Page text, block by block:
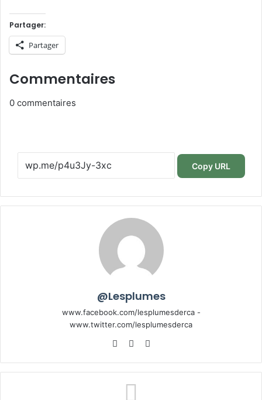
Partager:
Partager
Commentaires
0 commentaires
Copy URL
@Lesplumes
www.facebook.com/lesplumesderca -
www.twitter.com/lesplumesderca
WebsiteFacebook